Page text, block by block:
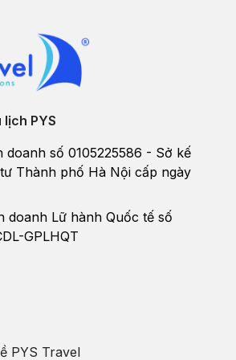
di tích văn hóa Chăm Pa đặc sắc, nằm
Hòa. Công trình bao gồm các tháp gạch
đáo, được xây dựng từ thế kỷ VIII – XIII.
chỉ chiêm ngưỡng vẻ đẹp kiến trúc mà
cùng tầm nhìn hướng sông Cái khiến nơi
không thể bỏ qua.
lịch PYS
doanh số 0105225586 - Sở kế
Thành phố Hà Nội cấp ngày
doanh Lữ hành Quốc tế số
GPLHQT
PYS Travel